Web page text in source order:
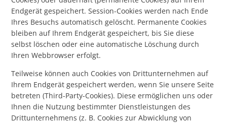
Endgerät gespeichert. Session-Cookies werden nach Ende
Ihres Besuchs automatisch gelöscht. Permanente Cookies
bleiben auf Ihrem Endgerät gespeichert, bis Sie diese
selbst löschen oder eine automatische Löschung durch
Ihren Webbrowser erfolgt.
Teilweise können auch Cookies von Drittunternehmen auf
Ihrem Endgerät gespeichert werden, wenn Sie unsere Seite
betreten (Third-Party-Cookies). Diese ermöglichen uns oder
Ihnen die Nutzung bestimmter Dienstleistungen des
Drittunternehmens (z. B. Cookies zur Abwicklung von